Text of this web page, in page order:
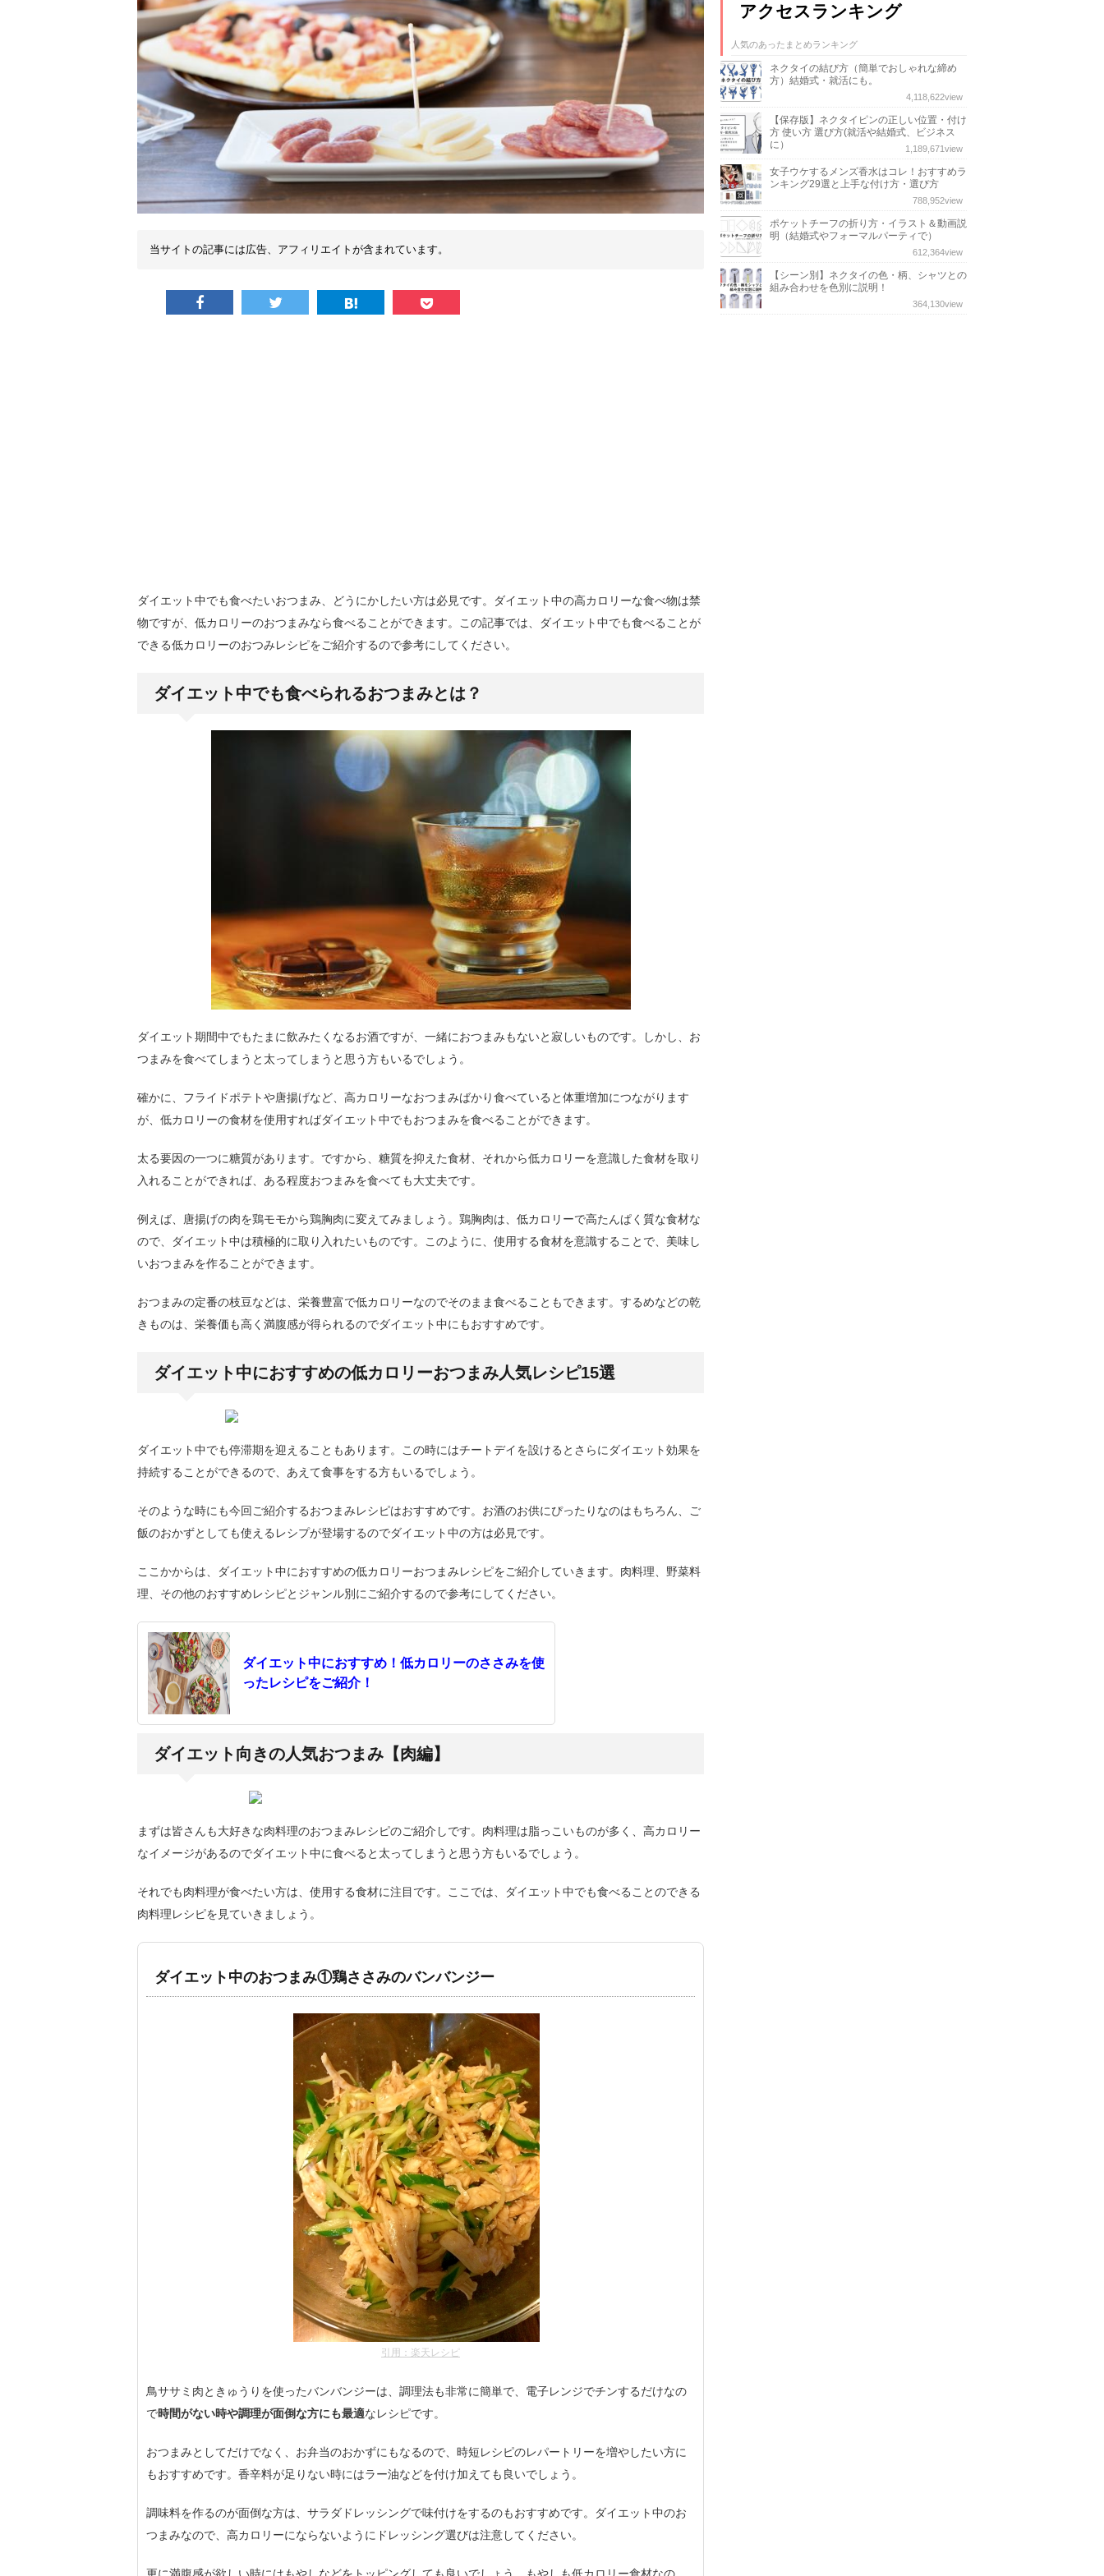
当サイトの記事には広告、アフィリエイトが含まれています。
ダイエット中でも食べたいおつまみ、どうにかしたい方は必見です。ダイエット中の高カロリーな食べ物は禁
物ですが、低カロリーのおつまみなら食べることができます。この記事では、ダイエット中でも食べることが
できる低カロリーのおつみレシピをご紹介するので参考にしてください。
ダイエット中でも食べられるおつまみとは？
ダイエット期間中でもたまに飲みたくなるお酒ですが、一緒におつまみもないと寂しいものです。しかし、お
つまみを食べてしまうと太ってしまうと思う方もいるでしょう。
確かに、フライドポテトや唐揚げなど、高カロリーなおつまみばかり食べていると体重増加につながります
が、低カロリーの食材を使用すればダイエット中でもおつまみを食べることができます。
太る要因の一つに糖質があります。ですから、糖質を抑えた食材、それから低カロリーを意識した食材を取り
入れることができれば、ある程度おつまみを食べても大丈夫です。
例えば、唐揚げの肉を鶏モモから鶏胸肉に変えてみましょう。鶏胸肉は、低カロリーで高たんぱく質な食材な
ので、ダイエット中は積極的に取り入れたいものです。このように、使用する食材を意識することで、美味し
いおつまみを作ることができます。
おつまみの定番の枝豆などは、栄養豊富で低カロリーなのでそのまま食べることもできます。するめなどの乾
きものは、栄養価も高く満腹感が得られるのでダイエット中にもおすすめです。
ダイエット中におすすめの低カロリーおつまみ人気レシピ15選
ダイエット中でも停滞期を迎えることもあります。この時にはチートデイを設けるとさらにダイエット効果を
持続することができるので、あえて食事をする方もいるでしょう。
そのような時にも今回ご紹介するおつまみレシピはおすすめです。お酒のお供にぴったりなのはもちろん、ご
飯のおかずとしても使えるレシプが登場するのでダイエット中の方は必見です。
ここかからは、ダイエット中におすすめの低カロリーおつまみレシピをご紹介していきます。肉料理、野菜料
理、その他のおすすめレシピとジャンル別にご紹介するので参考にしてください。
ダイエット中におすすめ！低カロリーのささみを使
ったレシピをご紹介！
ダイエット向きの人気おつまみ【肉編】
まずは皆さんも大好きな肉料理のおつまみレシピのご紹介しです。肉料理は脂っこいものが多く、高カロリー
なイメージがあるのでダイエット中に食べると太ってしまうと思う方もいるでしょう。
それでも肉料理が食べたい方は、使用する食材に注目です。ここでは、ダイエット中でも食べることのできる
肉料理レシピを見ていきましょう。
ダイエット中のおつまみ①鶏ささみのバンバンジー
引用：楽天レシピ
鳥ササミ肉ときゅうりを使ったバンバンジーは、調理法も非常に簡単で、電子レンジでチンするだけなの
で時間がない時や調理が面倒な方にも最適なレシピです。
おつまみとしてだけでなく、お弁当のおかずにもなるので、時短レシピのレパートリーを増やしたい方に
もおすすめです。香辛料が足りない時にはラー油などを付け加えても良いでしょう。
調味料を作るのが面倒な方は、サラダドレッシングで味付けをするのもおすすめです。ダイエット中のお
つまみなので、高カロリーにならないようにドレッシング選びは注意してください。
アクセスランキング
人気のあったまとめランキング
ネクタイの結び方（簡単でおしゃれな締め
方）結婚式・就活にも。
4,118,622view
【保存版】ネクタイピンの正しい位置・付け
方 使い方 選び方(就活や結婚式、ビジネス
に）
1,189,671view
女子ウケするメンズ香水はコレ！おすすめラ
ンキング29選と上手な付け方・選び方
788,952view
ポケットチーフの折り方・イラスト＆動画説
明（結婚式やフォーマルパーティで）
612,364view
【シーン別】ネクタイの色・柄、シャツとの
組み合わせを色別に説明！
364,130view